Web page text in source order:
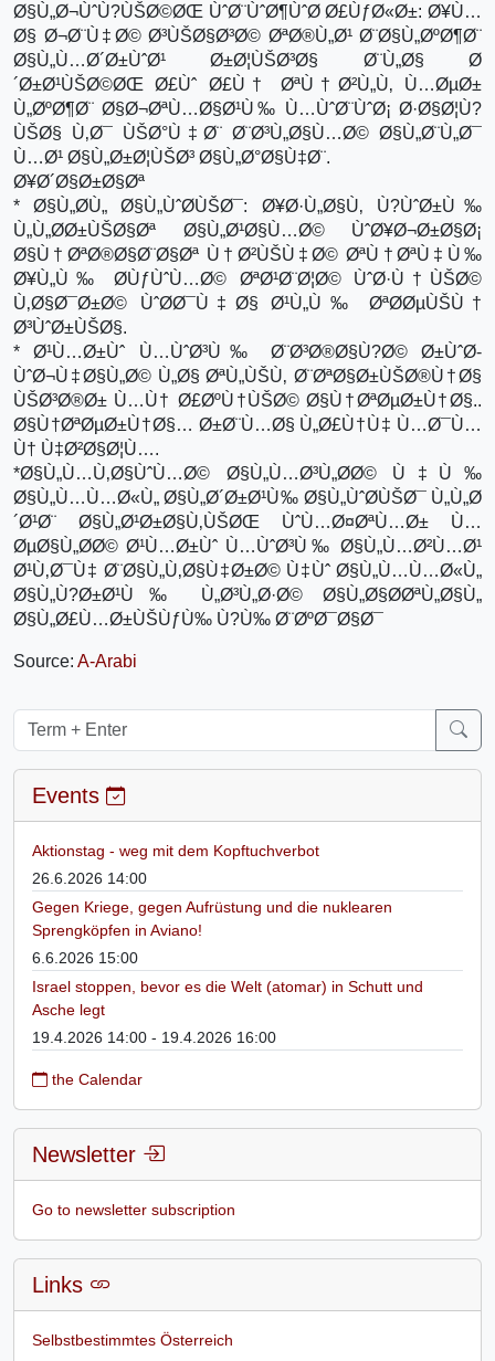
Ø§Ù„Ø¬ÙˆÙ?ÙŠØ©ØŒ ÙˆØ¨ÙˆØ¶ÙˆØ­ Ø£ÙƒØ«Ø±: Ø¥Ù…
Ø§ Ø¬Ø¨Ù‡Ø© Ø³ÙŠØ§Ø³Ø© ØªØ®Ù„Ø¹ Ø¨Ø§Ù„ØºØ¶Ø¨
Ø§Ù„Ù…Ø´Ø±ÙˆØ¹ Ø±Ø¦ÙŠØ³Ø§ Ø¨Ù„Ø§ Ø
´Ø±Ø¹ÙŠØ©ØŒ Ø£Ùˆ Ø£Ù† ØªÙ†Ø²Ù„Ù‚ Ù…ØµØ±
Ù„ØºØ¶Ø¨ Ø§Ø¬ØªÙ…Ø§Ø¹Ù‰ Ù…ÙˆØ¨ÙˆØ¡ Ø·Ø§Ø¦Ù?
ÙŠØ§ Ù‚Ø¯ ÙŠØ°Ù‡Ø¨ Ø¨Ø³Ù„Ø§Ù…Ø© Ø§Ù„Ø¨Ù„Ø¯
Ù…Ø¹ Ø§Ù„Ø±Ø¦ÙŠØ³ Ø§Ù„Ø°Ø§Ù‡Ø¨.
Ø¥Ø´Ø§Ø±Ø§Øª
* Ø§Ù„Ø­Ù„ Ø§Ù„ÙˆØ­ÙŠØ¯: Ø¥Ø·Ù„Ø§Ù‚ Ù?ÙˆØ±Ù‰
Ù„Ù„Ø­Ø±ÙŠØ§Øª Ø§Ù„Ø¹Ø§Ù…Ø© ÙˆØ¥Ø¬Ø±Ø§Ø¡
Ø§Ù†ØªØ®Ø§Ø¨Ø§Øª Ù†Ø²ÙŠÙ‡Ø© ØªÙ†ØªÙ‡Ù‰
Ø¥Ù„Ù‰ Ø­ÙƒÙˆÙ…Ø© ØªØ¹Ø¨Ø¦Ø© ÙˆØ·Ù†ÙŠØ©
Ù‚Ø§Ø¯Ø±Ø© ÙˆØ­Ø¯Ù‡Ø§ Ø¹Ù„Ù‰ ØªØ­ØµÙŠÙ†
Ø³ÙˆØ±ÙŠØ§.
* Ø¹Ù…Ø±Ùˆ Ù…ÙˆØ³Ù‰ Ø¨Ø³Ø®Ø§Ù?Ø© Ø±ÙˆØ­
ÙˆØ¬Ù‡Ø§Ù„Ø© Ù„Ø§ ØªÙ„ÙŠÙ‚ Ø¨ØªØ§Ø±ÙŠØ®Ù†Ø§
ÙŠØ³Ø®Ø± Ù…Ù† Ø£ØºÙ†ÙŠØ© Ø§Ù†ØªØµØ±Ù†Ø§..
Ø§Ù†ØªØµØ±Ù†Ø§… Ø±Ø¨Ù…Ø§ Ù„Ø£Ù†Ù‡ Ù…Ø¯Ù…
Ù† Ù‡Ø²Ø§Ø¦Ù….
*Ø§Ù„Ù…Ù‚Ø§ÙˆÙ…Ø© Ø§Ù„Ù…Ø³Ù„Ø­Ø© Ù‡Ù‰
Ø§Ù„Ù…Ù…Ø«Ù„ Ø§Ù„Ø´Ø±Ø¹Ù‰ Ø§Ù„ÙˆØ­ÙŠØ¯ Ù„Ù„Ø
´Ø¹Ø¨ Ø§Ù„Ø¹Ø±Ø§Ù‚ÙŠØŒ ÙˆÙ…Ø¤ØªÙ…Ø± Ù…
ØµØ§Ù„Ø­Ø© Ø¹Ù…Ø±Ùˆ Ù…ÙˆØ³Ù‰ Ø§Ù„Ù…Ø²Ù…Ø¹
Ø¹Ù‚Ø¯Ù‡ Ø¨Ø§Ù„Ù‚Ø§Ù‡Ø±Ø© Ù‡Ùˆ Ø§Ù„Ù…Ù…Ø«Ù„
Ø§Ù„Ù?Ø±Ø¹Ù‰ Ù„Ø³Ù„Ø·Ø© Ø§Ù„Ø§Ø­ØªÙ„Ø§Ù„
Ø§Ù„Ø£Ù…Ø±ÙŠÙƒÙ‰ Ù?Ù‰ Ø¨ØºØ¯Ø§Ø¯
Source: A-Arabi
Events
Aktionstag - weg mit dem Kopftuchverbot
26.6.2026 14:00
Gegen Kriege, gegen Aufrüstung und die nuklearen
Sprengköpfen in Aviano!
6.6.2026 15:00
Israel stoppen, bevor es die Welt (atomar) in Schutt und
Asche legt
19.4.2026 14:00 - 19.4.2026 16:00
the Calendar
Newsletter
Go to newsletter subscription
Links
Selbstbestimmtes Österreich